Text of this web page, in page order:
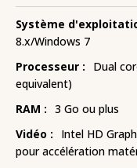
Système
8.x/Windows 7
Processeur :
Dual
equivalent)
RAM : 3 Go ou plus
Vidéo :
Intel HD
pour accélération